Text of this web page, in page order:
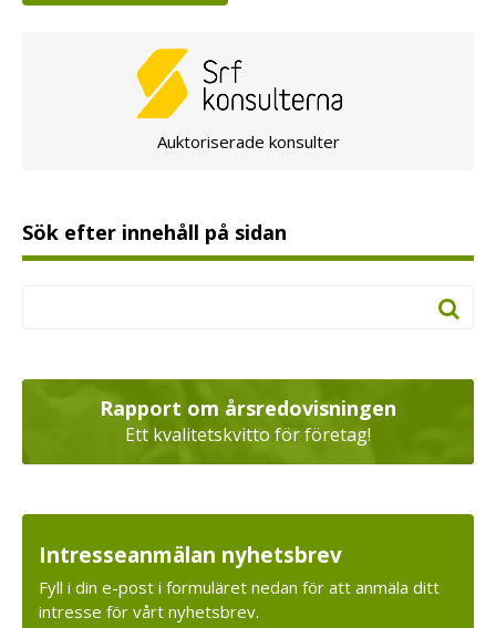
Auktoriserade konsulter
Sök efter innehåll på sidan
Rapport om årsredovisningen
Ett kvalitetskvitto för företag!
Intresseanmälan nyhetsbrev
Fyll i din e-post i formuläret nedan för att anmäla ditt
intresse för vårt nyhetsbrev.